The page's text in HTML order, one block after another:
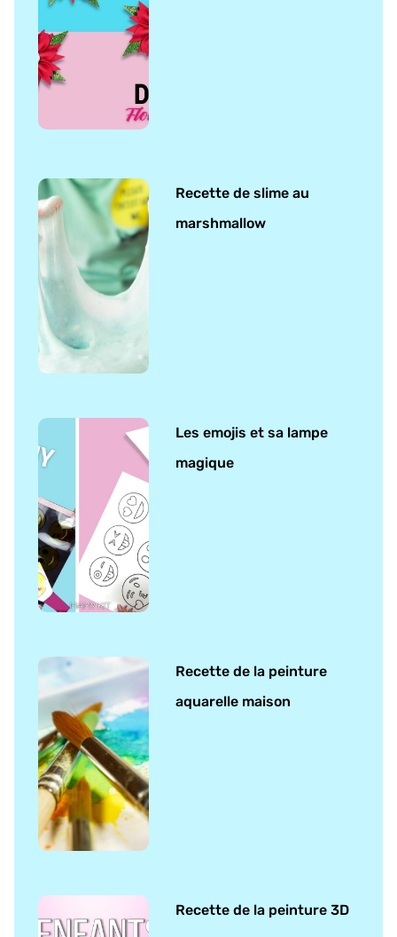
Recette de slime au
marshmallow
Les emojis et sa lampe
magique
Recette de la peinture
aquarelle maison
Recette de la peinture 3D